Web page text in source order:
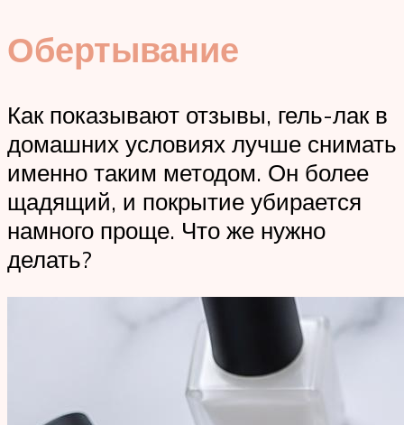
Обертывание
Как показывают отзывы, гель-лак в
домашних условиях лучше снимать
именно таким методом. Он более
щадящий, и покрытие убирается
намного проще. Что же нужно
делать?